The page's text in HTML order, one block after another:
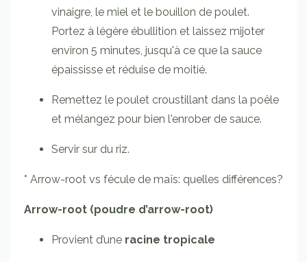
vinaigre, le miel et le bouillon de poulet.
Portez à légère ébullition et laissez mijoter
environ 5 minutes, jusqu'à ce que la sauce
épaississe et réduise de moitié.
Remettez le poulet croustillant dans la poêle
et mélangez pour bien l'enrober de sauce.
Servir sur du riz.
* Arrow-root vs fécule de maïs: quelles différences?
Arrow-root (poudre d’arrow-root)
Provient d’une racine tropicale